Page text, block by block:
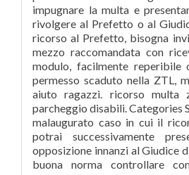
impugnare la multa e
rivolgere al Prefetto o al
ricorso al Prefetto, bisogna
mezzo raccomandata con
modulo, facilmente reperibile
permesso scaduto nella ZTL,
aiuto ragazzi. ricorso multa
parcheggio disabili. Categories
malaugurato caso in cui il
potrai successivamente
opposizione innanzi al Giudice
buona norma controllare